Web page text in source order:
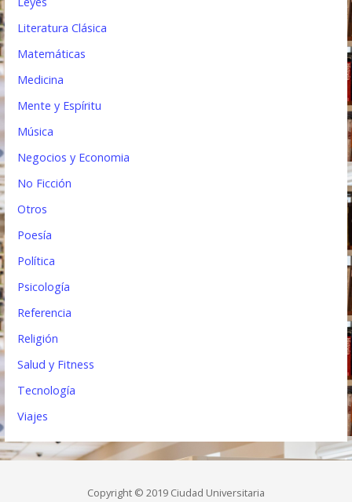
Literatura Clásica
Matemáticas
Medicina
Mente y Espíritu
Música
Negocios y Economia
No Ficción
Otros
Poesía
Política
Psicología
Referencia
Religión
Salud y Fitness
Tecnología
Viajes
Copyright © 2019 Ciudad Universitaria